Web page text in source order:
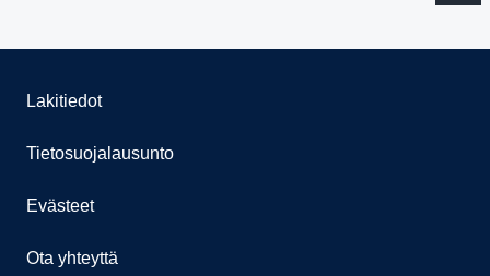
Lakitiedot
Tietosuojalausunto
Evästeet
Ota yhteyttä